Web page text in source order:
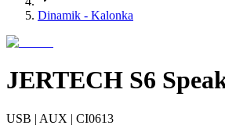
Dinamik - Kalonka
JERTECH S6
USB | AUX | CI0613